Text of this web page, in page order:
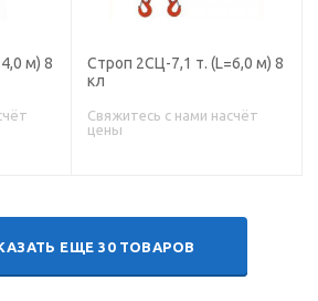
м) 8
Строп 2СЦ-7,1 т. (L=6,0 м) 8
кл
Свяжитесь с нами насчёт
цены
ЕЩЕ 30 ТОВАРОВ